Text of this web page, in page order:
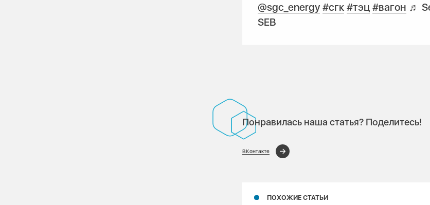
@sgc_energy #сгк #тэц #вагон ♬
SEB
Понравилась наша статья? Поделитесь!
ВКонтакте
ПОХОЖИЕ СТАТЬИ